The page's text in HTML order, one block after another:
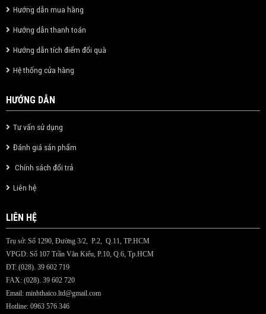
Hướng dẫn mua hàng
Hướng dẫn thanh toán
Hướng dẫn tích điểm đổi quà
Hệ thống cửa hàng
HƯỚNG DẪN
Tư vấn sử dụng
Đánh giá sản phẩm
Chính sách đổi trả
Liên hệ
LIÊN HỆ
Trụ sở: Số 1290, Đường 3/2, P.2, Q.11, TP.HCM
VPGD: Số 107 Trần Văn Kiểu, P.10, Q.6, Tp.HCM
ĐT: (028). 39 602 719
FAX: (028). 39 602 720
Email: minhthaico.ltd@gmail.com
Hotline: 0963 576 346